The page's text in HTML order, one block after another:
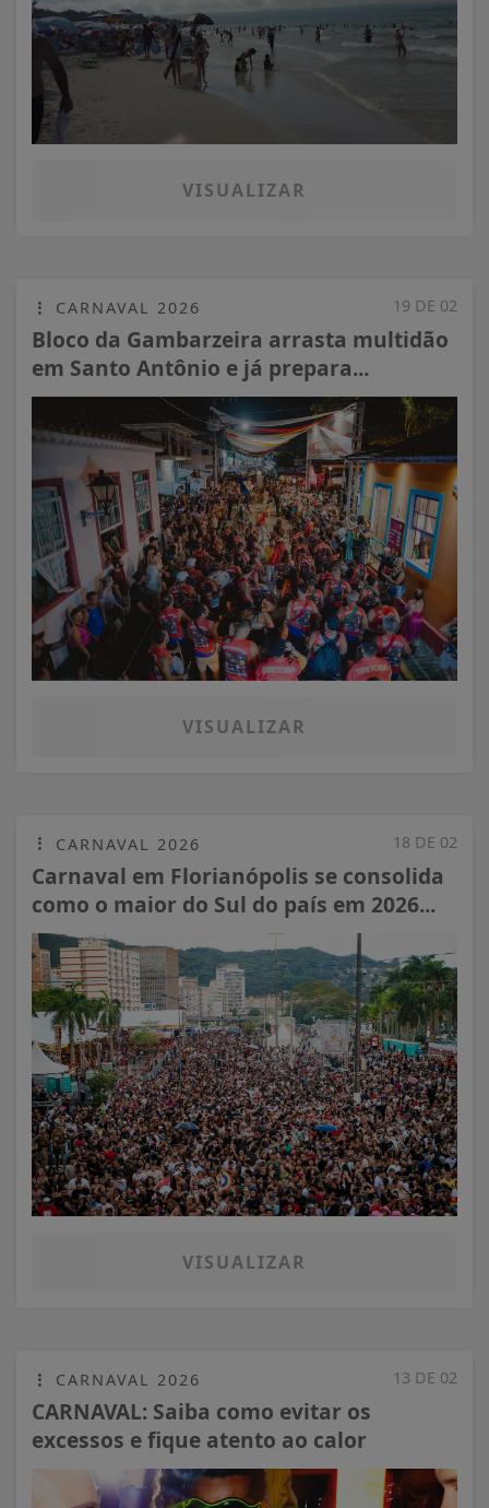
VISUALIZAR
19 DE 02
CARNAVAL 2026
Bloco da Gambarzeira arrasta multidão
em Santo Antônio e já prepara...
VISUALIZAR
18 DE 02
CARNAVAL 2026
Carnaval em Florianópolis se consolida
como o maior do Sul do país em 2026...
VISUALIZAR
13 DE 02
CARNAVAL 2026
CARNAVAL: Saiba como evitar os
excessos e fique atento ao calor